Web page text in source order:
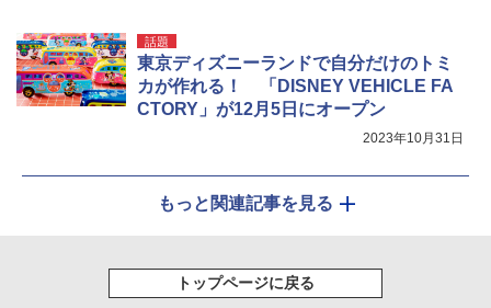
話題
東京ディズニーランドで自分だけのトミ
カが作れる！ 「DISNEY VEHICLE FA
CTORY」が12月5日にオープン
2023年10月31日
もっと関連記事を見る
トップページに戻る